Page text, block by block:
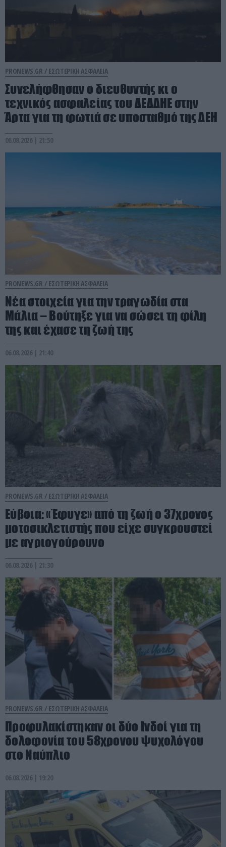
PRONEWS.GR / ΕΣΩΤΕΡΙΚΗ ΑΣΦΑΛΕΙΑ
Συνελήφθησαν ο διευθυντής κι ο
τεχνικός ασφαλείας του ΔΕΔΔΗΕ στην
Άρτα για τη φωτιά σε υποσταθμό της ΔΕΗ
06.08.2026 | 21:50
PRONEWS.GR / ΕΣΩΤΕΡΙΚΗ ΑΣΦΑΛΕΙΑ
Νέα στοιχεία για την τραγωδία στα
Μάλια – Βούτηξε για να σώσει τη φίλη
της και έχασε τη ζωή της
06.08.2026 | 21:40
PRONEWS.GR / ΕΣΩΤΕΡΙΚΗ ΑΣΦΑΛΕΙΑ
Εύβοια: «Έφυγε» από τη ζωή ο 37χρονος
μοτοσικλετιστής που είχε συγκρουστεί
με αγριογούρουνο
06.08.2026 | 21:30
PRONEWS.GR / ΕΣΩΤΕΡΙΚΗ ΑΣΦΑΛΕΙΑ
Προφυλακίστηκαν οι δύο Ινδοί για τη
δολοφονία του 58χρονου ψυχολόγου
στο Ναύπλιο
06.08.2026 | 19:20